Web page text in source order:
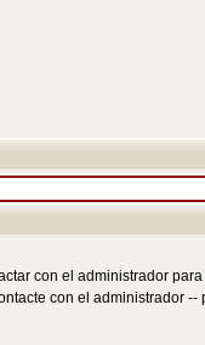
con el administrador
con el administrador